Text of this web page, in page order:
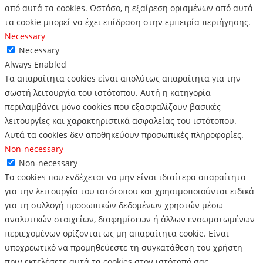
από αυτά τα cookies. Ωστόσο, η εξαίρεση ορισμένων από αυτά
τα cookie μπορεί να έχει επίδραση στην εμπειρία περιήγησης.
Necessary
Necessary
Always Enabled
Τα απαραίτητα cookies είναι απολύτως απαραίτητα για την
σωστή λειτουργία του ιστότοπου. Αυτή η κατηγορία
περιλαμβάνει μόνο cookies που εξασφαλίζουν βασικές
λειτουργίες και χαρακτηριστικά ασφαλείας του ιστότοπου.
Αυτά τα cookies δεν αποθηκεύουν προσωπικές πληροφορίες.
Non-necessary
Non-necessary
Τα cookies που ενδέχεται να μην είναι ιδιαίτερα απαραίτητα
για την λειτουργία του ιστότοπου και χρησιμοποιούνται ειδικά
για τη συλλογή προσωπικών δεδομένων χρηστών μέσω
αναλυτικών στοιχείων, διαφημίσεων ή άλλων ενσωματωμένων
περιεχομένων ορίζονται ως μη απαραίτητα cookie. Είναι
υποχρεωτικό να προμηθεύεστε τη συγκατάθεση του χρήστη